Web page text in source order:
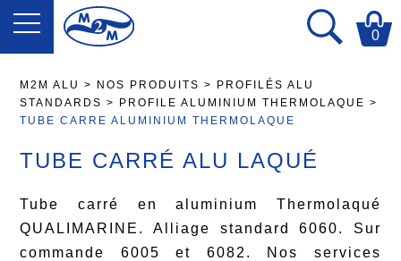
0
M2M ALU > NOS PRODUITS >
PROFILÉS ALU
STANDARDS > PROFILE ALUMINIUM THERMOLAQUE >
TUBE CARRE ALUMINIUM THERMOLAQUE
TUBE CARRÉ ALU LAQUÉ
Tube carré en aluminium Thermolaqué
QUALIMARINE. Alliage standard 6060. Sur
commande 6005 et 6082. Nos services